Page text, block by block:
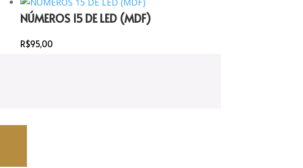
NÚMEROS 15 DE LED (MDF)
R$95,00